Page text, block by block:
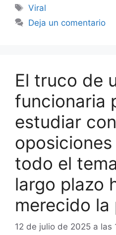
Etiquetas
Viral
Deja un comentario
El truco de
funcionaria
estudiar
todo el
largo plazo
merecido la
12 de julio de 2025 a las